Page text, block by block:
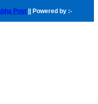
Post || Powered by :-